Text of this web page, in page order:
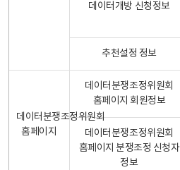
데이터개방 신청정보
추천설정 정보
데이터분쟁조정위원회
홈페이지
데이터분쟁조정위원회
홈페이지 회원정보
데이터분쟁조정위원회
홈페이지 분쟁조정 신청자
정보